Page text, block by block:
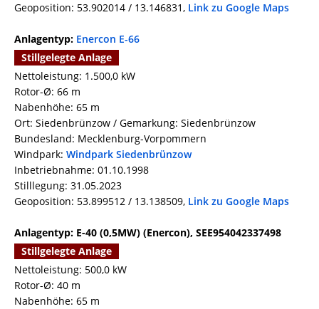
Geoposition: 53.902014 / 13.146831, Link zu Google Maps
Anlagentyp: Enercon E-66
Stillgelegte Anlage
Nettoleistung: 1.500,0 kW
Rotor-Ø: 66 m
Nabenhöhe: 65 m
Ort: Siedenbrünzow / Gemarkung: Siedenbrünzow
Bundesland: Mecklenburg-Vorpommern
Windpark: Windpark Siedenbrünzow
Inbetriebnahme: 01.10.1998
Stilllegung: 31.05.2023
Geoposition: 53.899512 / 13.138509, Link zu Google Maps
Anlagentyp: E-40 (0,5MW) (Enercon), SEE954042337498
Stillgelegte Anlage
Nettoleistung: 500,0 kW
Rotor-Ø: 40 m
Nabenhöhe: 65 m